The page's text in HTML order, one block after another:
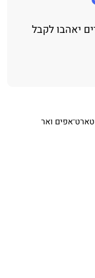
יאהבו לקבל
ואר